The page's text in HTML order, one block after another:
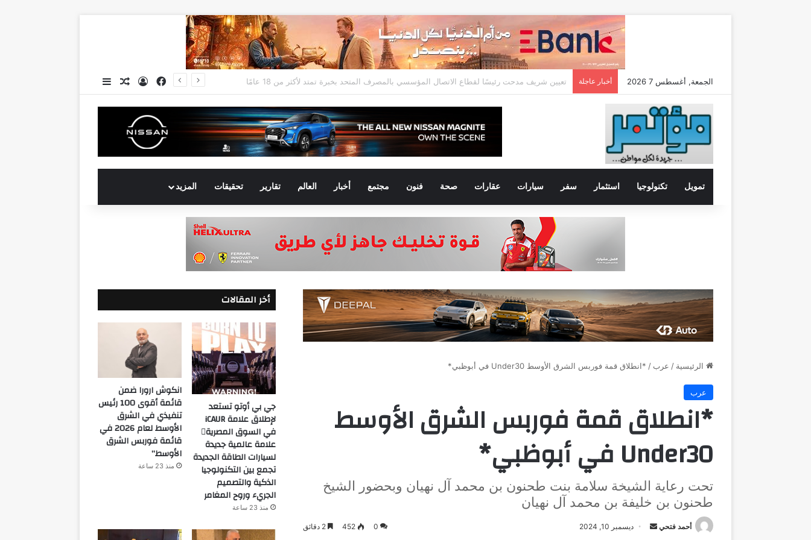
الجمعة, أغسطس 7 2026 أخبار عاجلة فيسبوكتسجيل الدخول
مقال عشوائي
إضافة عمود جانبي
تمويل تكنولوجيا استثمار سفر سيارات عقارات صحة فنون مجتمع أخبار العالم تقارير تحقيقات المزيد
الرئيسية / عرب / *انطلاق قمة فوربس الشرق الأوسط Under30 في أبوظبي*
عرب
*انطلاق قمة فوربس الشرق الأوسط
Under30 في أبوظبي*
تحت رعاية الشيخة سلامة بنت طحنون بن محمد آل نهيان وبحضور الشيخ
طحنون بن خليفة بن محمد آل نهيان
أحمد فتحي
أرسل ديسمبر 10, 2024 0
452
أخر المقالات
جي بي أوتو تستعد
لإطلاق علامة iCAUR
في السوق المصرية
علامة عالمية جديدة
لسيارات الطاقة الجديدة
تجمع بين التكنولوجيا
الذكية والتصميم
الجريء وروح المغامر
منذ 23 ساعة
انكوش ارورا ضمن
قائمة أقوى 100 رئيس
تنفيذي في الشرق
الأوسط لعام 2026 في
قائمة فوربس الشرق
الأوسط”
منذ 23 ساعة